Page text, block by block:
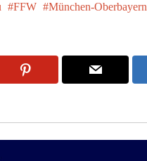
FFW München-Oberbayern